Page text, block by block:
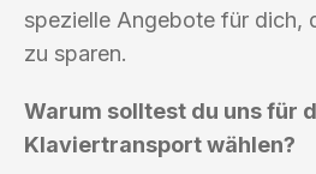
spezielle Angebote für dich,
zu sparen.
Warum solltest du uns für
Klaviertransport wählen?